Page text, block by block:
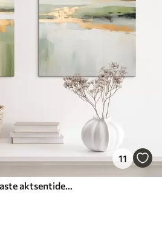
11
Abstraktne maastik kollaste aktsentidega, minimalistlik kompositsioon maast, veest ja taevast, vaoshoitud värvidega